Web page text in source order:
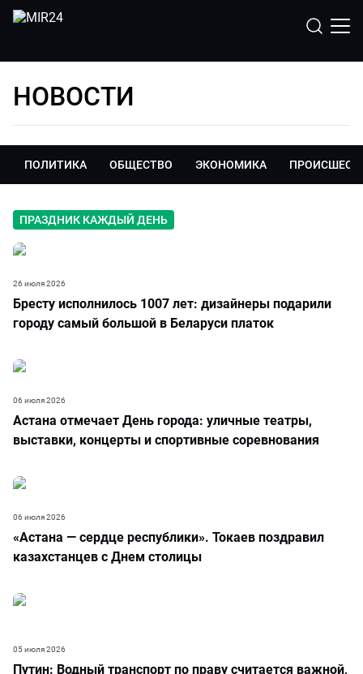
НОВОСТИ
ПОЛИТИКА ОБЩЕСТВО ЭКОНОМИКА
ПРАЗДНИК КАЖДЫЙ ДЕНЬ
Бресту исполнилось 1007 лет: дизайнеры подарили
городу самый большой в Беларуси платок
26 июля 2026
Астана отмечает День города: уличные театры,
выставки, концерты и спортивные соревнования
06 июля 2026
«Астана — сердце республики». Токаев поздравил
казахстанцев с Днем столицы
06 июля 2026
Путин: Водный транспорт по праву считается важной,
05 июля 2026